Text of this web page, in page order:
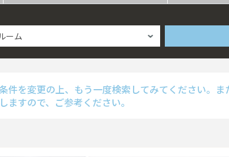
ーム
を変更の上、もう一度検索してみてください。ま
すので、ご参考ください。